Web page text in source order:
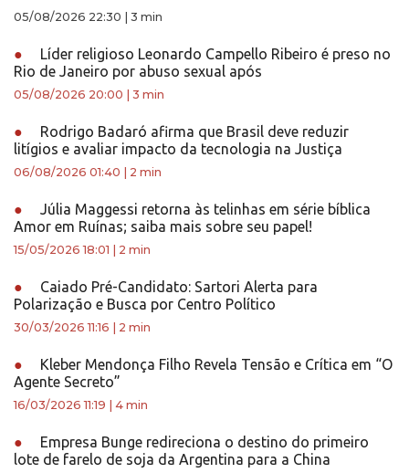
05/08/2026 22:30 3 min
●
Líder religioso Leonardo Campello Ribeiro é preso no
Rio de Janeiro por abuso sexual após
05/08/2026 20:00 3 min
●
Rodrigo Badaró afirma que Brasil deve reduzir
litígios e avaliar impacto da tecnologia na Justiça
06/08/2026 01:40 2 min
●
Júlia Maggessi retorna às telinhas em série bíblica
Amor em Ruínas; saiba mais sobre seu papel!
15/05/2026 18:01 2 min
●
Caiado Pré-Candidato: Sartori Alerta para
Polarização e Busca por Centro Político
30/03/2026 11:16 2 min
●
Kleber Mendonça Filho Revela Tensão e Crítica em “O
Agente Secreto”
16/03/2026 11:19 4 min
●
Empresa Bunge redireciona o destino do primeiro
lote de farelo de soja da Argentina para a China